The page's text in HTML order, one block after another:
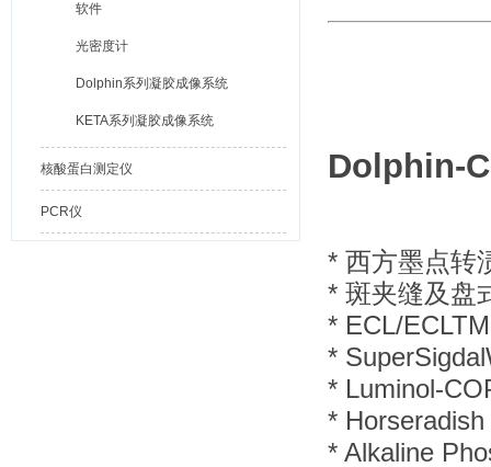
软件
光密度计
Dolphin系列凝胶成像系统
KETA系列凝胶成像系统
核酸蛋白测定仪
PCR仪
Dolphin-
* 西方墨点转
* 斑夹缝及盘
* ECL/ECLTM
*
* Luminol-
*
* Alkaline